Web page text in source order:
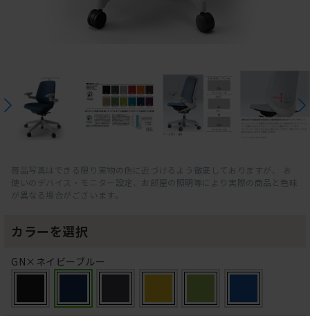
商品写真はできる限り実物の色に近づけるよう徹底しておりますが、 お
使いのデバイス・モニター設定、お部屋の照明等により実際の商品と色味
が異なる場合がございます。
カラーを選択
GN×ネイビーブルー